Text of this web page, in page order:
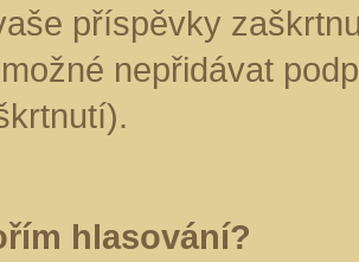
příspěvky
nepřidávat
hlasování?